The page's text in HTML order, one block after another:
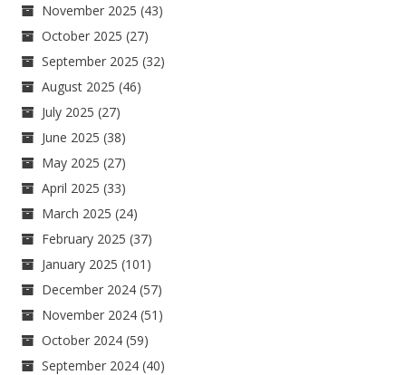
November 2025 (43)
October 2025 (27)
September 2025 (32)
August 2025 (46)
July 2025 (27)
June 2025 (38)
May 2025 (27)
April 2025 (33)
March 2025 (24)
February 2025 (37)
January 2025 (101)
December 2024 (57)
November 2024 (51)
October 2024 (59)
September 2024 (40)